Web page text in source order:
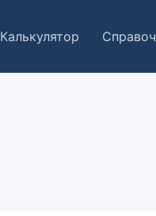
Калькулятор